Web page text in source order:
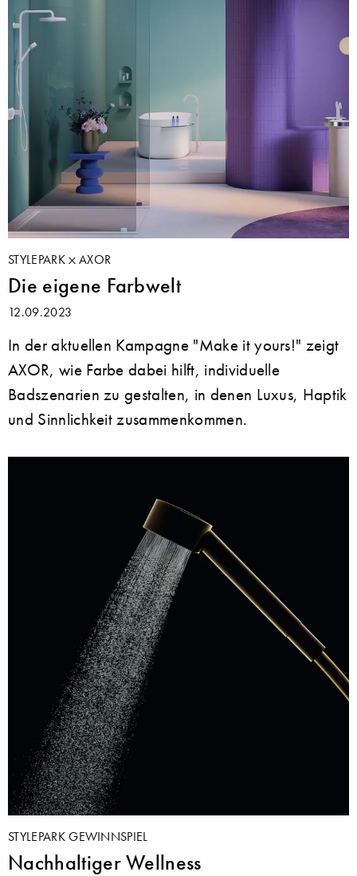
STYLEPARK AXOR
Die eigene Farbwelt
12.09.2023
In der aktuellen Kampagne "Make it yours!" zeigt
AXOR, wie Farbe dabei hilft, individuelle
Badszenarien zu gestalten, in denen Luxus, Haptik
und Sinnlichkeit zusammenkommen.
STYLEPARK GEWINNSPIEL
Nachhaltiger Wellness